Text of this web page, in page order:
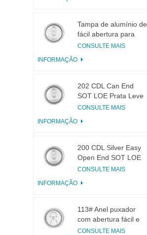
Tampa de alumínio de
fácil abertura para
latas 200 B64 SOT
CONSULTE MAIS
INFORMAÇÃO
202 CDL Can End
SOT LOE Prata Leve
EOE
CONSULTE MAIS
INFORMAÇÃO
200 CDL Silver Easy
Open End SOT LOE
Epóxi
CONSULTE MAIS
INFORMAÇÃO
113# Anel puxador
com abertura fácil e
pequena abertura
CONSULTE MAIS